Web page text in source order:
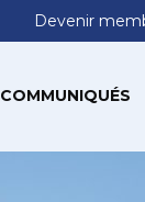
Devenir
COMMUNIQUÉS